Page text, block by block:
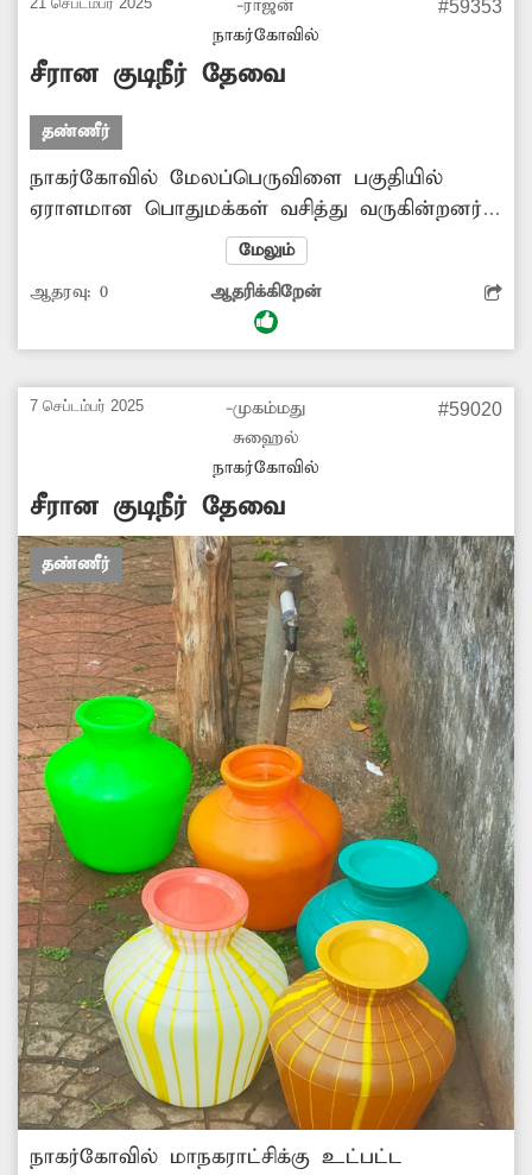
வீணாவதை தடுக்க அதிகாரிகள் நடவடிக்கை
எடுக்க வேண்டும்.
-ராஜன்
நாகர்கோவில்
#59353
சீரான குடிநீர் தேவை
தண்ணீர்
நாகர்கோவில் மேலப்பெருவிளை பகுதியில்
ஏராளமான பொதுமக்கள் வசித்து வருகின்றனர்.
இந்த பகுதியில் குடிநீர் சீரான முறையில்
வினியோகம் செய்யப்படுவதில்லை. இதனால்
அந்த பகுதியில் வசிக்கும் பொதுமக்கள் பெரும்
சிரமத்துக்குள்ளாகி வருகின்றனர். எனவே,
குடிநீர் வினியோகம் செய்ய அதிகாரிகள்
நடவடிக்கை எடுக்க வேண்டும்.
மேலும்
ஆதரவு: 0 ஆதரிக்கிறேன்
7 செப்டம்பர் 2025
-முகம்மது
சுஹைல்
நாகர்கோவில்
#59020
சீரான குடிநீர் தேவை
தண்ணீர்
நாகர்கோவில் மாநகராட்சிக்கு உட்பட்ட